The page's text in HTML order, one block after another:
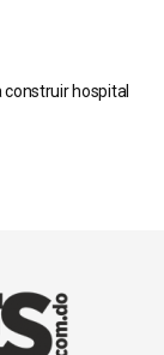
construir hospital